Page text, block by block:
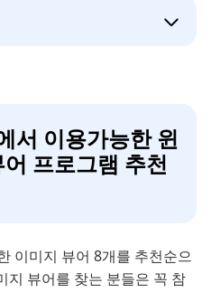
서 이용가능한 윈
프로그램 추천
이미지 뷰어 8개를 추천순으
지 뷰어를 찾는 분들은 꼭 참